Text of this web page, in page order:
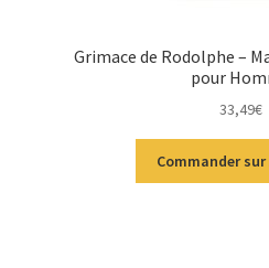
Grimace de Rodolphe –
pour
33,49€
Commander